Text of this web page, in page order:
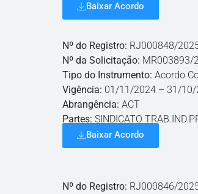
Baixar Acordo
Nº do Registro: RJ000848/
Nº da Solicitação: MR003893/
Tipo do Instrumento: Acordo
Vigência: 01/11/2024 – 31/10/
Abrangência: ACT
Partes: SINDICATO
Baixar Acordo
Nº do Registro: RJ000846/